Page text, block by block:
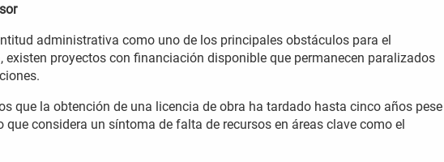
administrativa como uno de los principales obstáculos para el
existen proyectos con financiación disponible que permanecen paralizados
que la obtención de una licencia de obra ha tardado hasta cinco años pese
que considera un síntoma de falta de recursos en áreas clave como el